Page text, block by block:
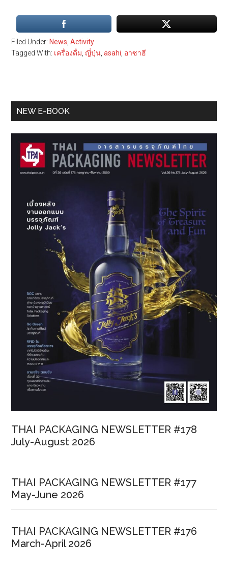
Filed Under: News,Activity
Tagged With: เครื่องดื่ม,ญี่ปุ่น,asahi, อาซาฮี
Primary
NEW E-BOOK
THAI PACKAGING NEWSLETTER #178
July-August 2026
THAI PACKAGING NEWSLETTER #177
May-June 2026
THAI PACKAGING NEWSLETTER #176
March-April 2026